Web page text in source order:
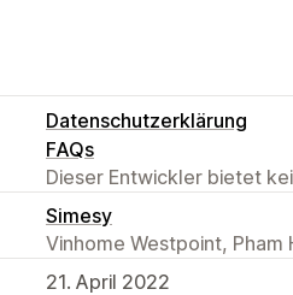
Datenschutzerklärung
FAQs
Dieser Entwickler bietet
Simesy
Vinhome Westpoint, Pham
21. April 2022